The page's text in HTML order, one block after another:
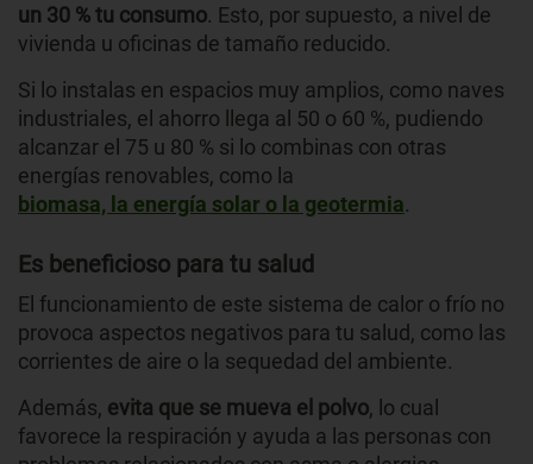
un 30 % tu consumo. Esto, por supuesto, a nivel de
vivienda u oficinas de tamaño reducido.
Si lo instalas en espacios muy amplios, como naves
industriales, el ahorro llega al 50 o 60 %, pudiendo
alcanzar el 75 u 80 % si lo combinas con otras
energías renovables, como la
biomasa, la energía solar o la geotermia.
Es beneficioso para tu salud
El funcionamiento de este sistema de calor o frío no
provoca aspectos negativos para tu salud, como las
corrientes de aire o la sequedad del ambiente.
Además, evita que se mueva el polvo, lo cual
favorece la respiración y ayuda a las personas con